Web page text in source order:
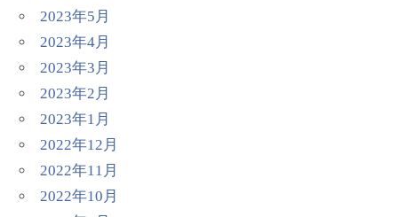
2023年5月
2023年4月
2023年3月
2023年2月
2023年1月
2022年12月
2022年11月
2022年10月